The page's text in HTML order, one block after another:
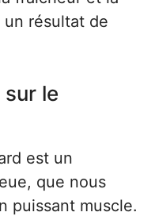
résultat de
le
est un
que nous
puissant muscle.